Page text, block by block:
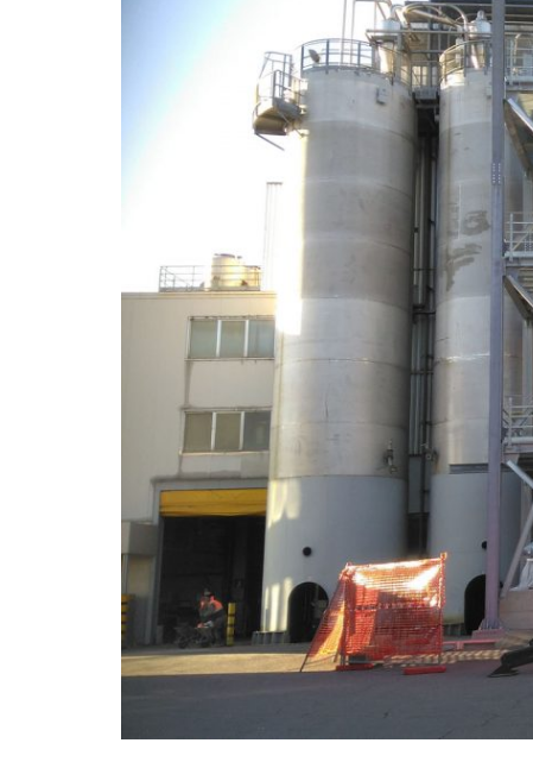
Protezioni di sicurezza per
macchinari
Lavatori
Camere filtri e telai